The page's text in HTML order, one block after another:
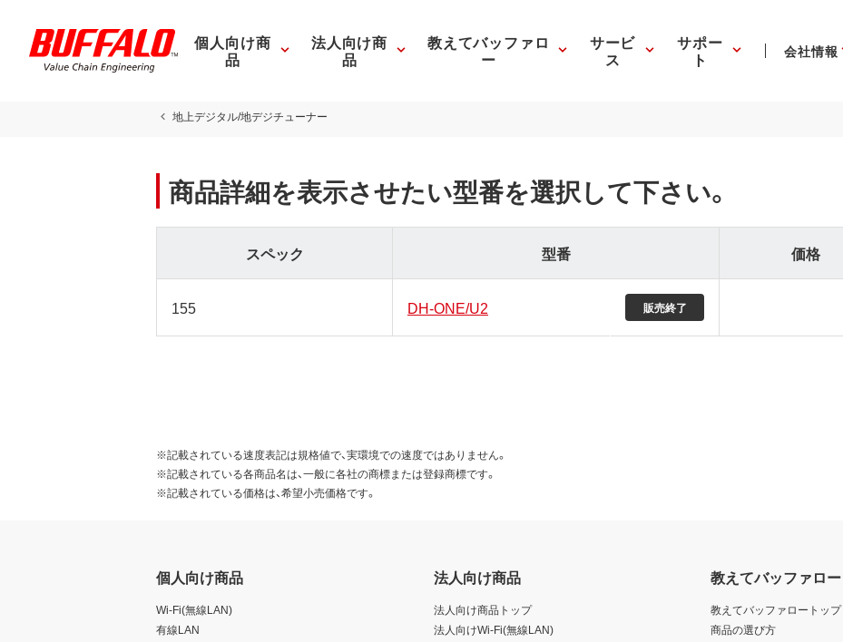
個人向け商
品
法人向け商
品
教えてバッファロ
ー
サービ
ス
サポー
ト 会社情報
地上デジタル/地デジチューナー
商品詳細を表示させたい型番を選択して下さい。
スペック 型番 価格
155 DH-ONE/U2 販売終了
※記載されている速度表記は規格値で、実環境での速度ではありません。
※記載されている各商品名は、一般に各社の商標または登録商標です。
※記載されている価格は、希望小売価格です。
個人向け商品
Wi-Fi(無線LAN)
有線LAN
法人向け商品
法人向け商品トップ
法人向けWi-Fi(無線LAN)
教えてバッファロー
教えてバッファロートップ
商品の選び方